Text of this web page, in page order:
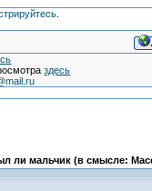
.
здесь
ли мальчик (в смысле: